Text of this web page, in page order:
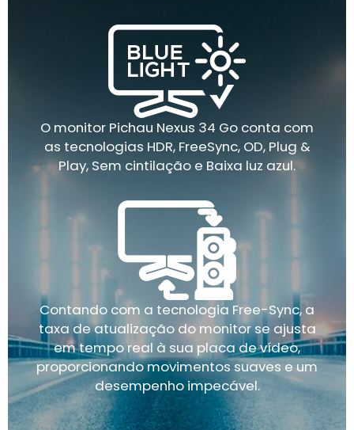
O monitor Pichau Nexus 34 Go conta com
as tecnologias HDR, FreeSync, OD, Plug &
Play, Sem cintilação e Baixa luz azul.
Contando com a tecnologia Free-Sync, a
taxa de atualização do monitor se ajusta
em tempo real à sua placa de vídeo,
proporcionando movimentos suaves e um
desempenho impecável.